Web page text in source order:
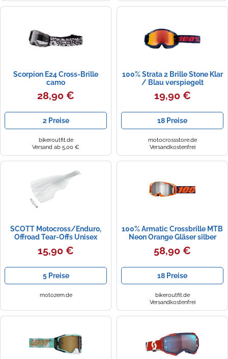
Ölfilter
Navi-Zubehör
Navigationssoftware
Powercaps
Scorpion E24 Cross-Brille
camo
28,90 €
2 Preise
bikeroutfit.de
Versand ab 5,00 €
100% Strata 2 Brille Stone Klar
/ Blau verspiegelt
19,90 €
18 Preise
motocrossstore.de
Versandkostenfrei
SCOTT Motocross/Enduro,
Offroad Tear-Offs Unisex
Erwachsene Transparent 20er
15,90 €
5 Preise
motozem.de
100% Armatic Crossbrille MTB
Neon Orange Gläser silber
verspiegelt
58,90 €
18 Preise
bikeroutfit.de
Versandkostenfrei